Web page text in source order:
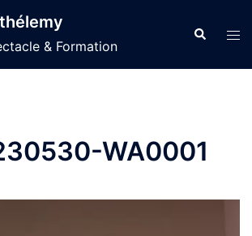
& Formation
WA0001